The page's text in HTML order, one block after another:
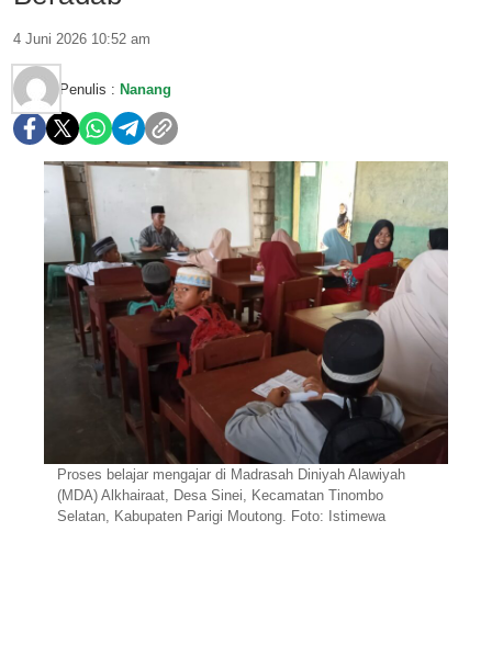
4 Juni 2026 10:52 am
Penulis : Nanang
Proses belajar mengajar di Madrasah Diniyah Alawiyah
(MDA) Alkhairaat, Desa Sinei, Kecamatan Tinombo
Selatan, Kabupaten Parigi Moutong. Foto: Istimewa